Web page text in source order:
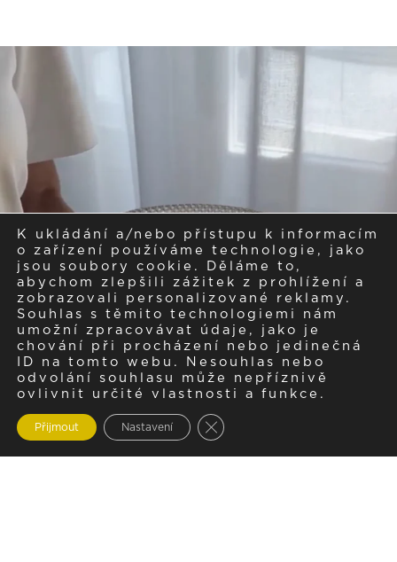
K ukládání a/nebo přístupu k informacím
o zařízení používáme technologie, jako
jsou soubory cookie. Děláme to,
abychom zlepšili zážitek z prohlížení a
zobrazovali personalizované reklamy.
Souhlas s těmito technologiemi nám
umožní zpracovávat údaje, jako je
chování při procházení nebo jedinečná
ID na tomto webu. Nesouhlas nebo
odvolání souhlasu může nepříznivě
ovlivnit určité vlastnosti a funkce.
Přijmout Nastavení Zavřít cookie lištu GDPR